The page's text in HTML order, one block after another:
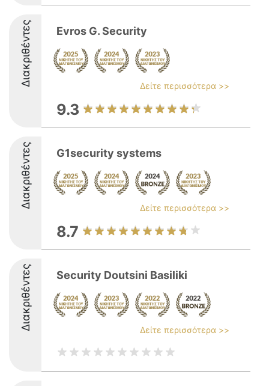
Διακριθέντες Evros G. Security
Δείτε περισσότερα >>
9.3
Διακριθέντες G1security systems
Δείτε περισσότερα >>
8.7
Διακριθέντες Security Doutsini Basiliki
Δείτε περισσότερα >>